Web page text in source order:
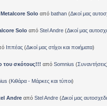
Solo από bathan(Δικοί μας
Solo από Stel Andre(Δικοί μας
Ιππέας(Δικοί μας στίχοι και ποιήματα)
του σκότους!!! από Somnius (Συναντήσεις
(Κιθάρα - Μάρκες και τύποι)
Andreαπό Stel Andre(Δικοί μας